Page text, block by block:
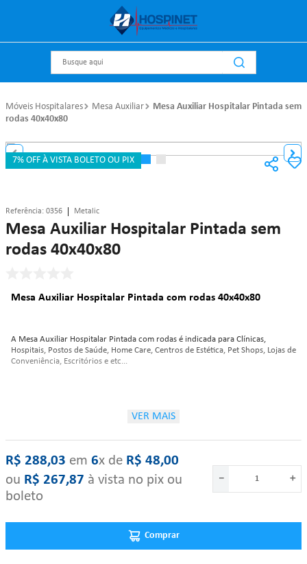
Móveis Hospitalares Mesa Auxiliar
Mesa Auxiliar Hospitalar Pintada sem
rodas 40x40x80
7% OFF À VISTA BOLETO OU PIX
Referência: 0356 Metalic
Mesa Auxiliar Hospitalar Pintada sem
rodas 40x40x80
Mesa Auxiliar Hospitalar Pintada com rodas 40x40x80
A Mesa Auxiliar Hospitalar Pintada com rodas é indicada para Clínicas,
Hospitais, Postos de Saúde, Home Care, Centros de Estética, Pet Shops, Lojas de
Conveniência, Escritórios e etc...
Pintura: Epóxi;
Estrutura: Aço carbono;
02 Prateleiras - Aço carbono;
Capacidade máxima de peso por prateleira: 20 Kg;
Pés com ponteiras plásticas, cor preta;
Altura: 80cm;
Comprimento: 40cm.
VER MAIS
R$ 288,03 ‎ em‎ ‎ 6x de‎ ‎ R$ 48,00
ou R$ 267,87 à vista no pix ou
boleto
＋
－
Comprar